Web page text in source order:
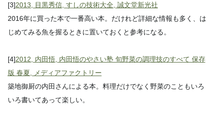
[3]2013, 目黒秀信, すしの技術大全, 誠文堂新光社
2016年に買った本で一番高い本。だけれど詳細な情報も多く、は
じめてみる魚を握るときに置いておくと参考になる。
[4]2012, 内田悟, 内田悟のやさい塾 旬野菜の調理技のすべて 保存
版 春夏, メディアファクトリー
築地御厨の内田さんによる本。料理だけでなく野菜のこともいろ
いろ書いてあって楽しい。